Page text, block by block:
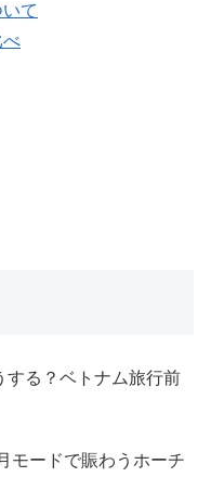
て
べ
する？ベトナム旅行前
モードで賑わうホーチ